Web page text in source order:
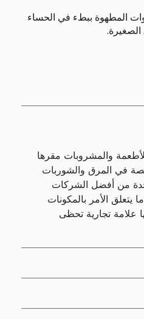
المطهوة ببطء في الحساء
والمشروبات مقرها
في المرق والشوربات
من أفضل الشركات
يتعلق الأمر بالمكونات
علامة تجارية تحظى